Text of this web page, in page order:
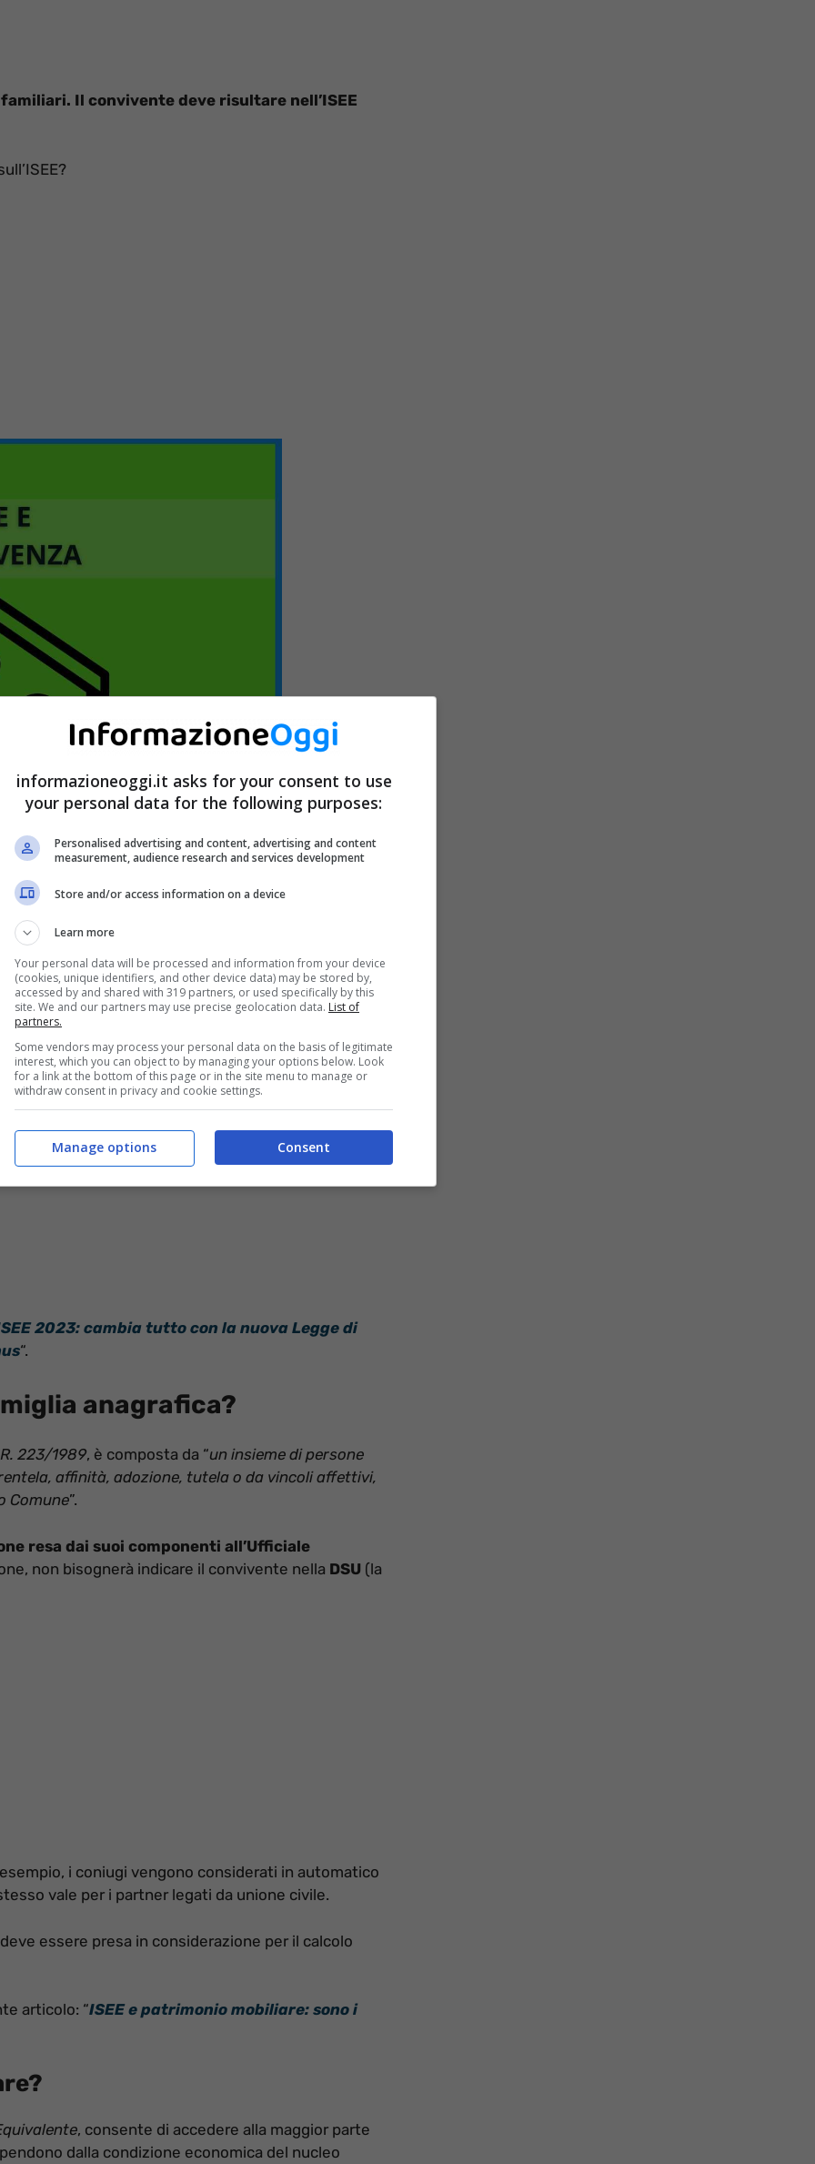
Il convivente deve risultare nell’ISEE
alcun effetto ai fini dell’ISEE
nucleo familiare
del convivente, si appartiene a due nuclei
per quanto riguarda l’ISEE. Ma vediamo quali
familiare.
2023: cambia tutto con la nuova Legge di
“.
anagrafica?
223/1989, è composta da “un insieme di persone
affinità, adozione, tutela o da vincoli affettivi,
Comune”.
resa dai suoi componenti all’Ufficiale
non bisognerà indicare il convivente nella DSU (la
i coniugi vengono considerati in automatico
vale per i partner legati da unione civile.
essere presa in considerazione per il calcolo
articolo: “ISEE e patrimonio mobiliare: sono i
, consente di accedere alla maggior parte
dalla condizione economica del nucleo
informazioneoggi.it asks for your consent to use
your personal data for the following purposes:
Personalised advertising and content, advertising and content
measurement, audience research and services development
Store and/or access information on a device
Learn more
Your personal data will be processed and information from your device
(cookies, unique identifiers, and other device data) may be stored by,
accessed by and shared with 319 partners, or used specifically by this
site. We and our partners may use precise geolocation data. List of
partners.
Some vendors may process your personal data on the basis of legitimate
interest, which you can object to by managing your options below. Look
for a link at the bottom of this page or in the site menu to manage or
withdraw consent in privacy and cookie settings.
Consent
Manage options